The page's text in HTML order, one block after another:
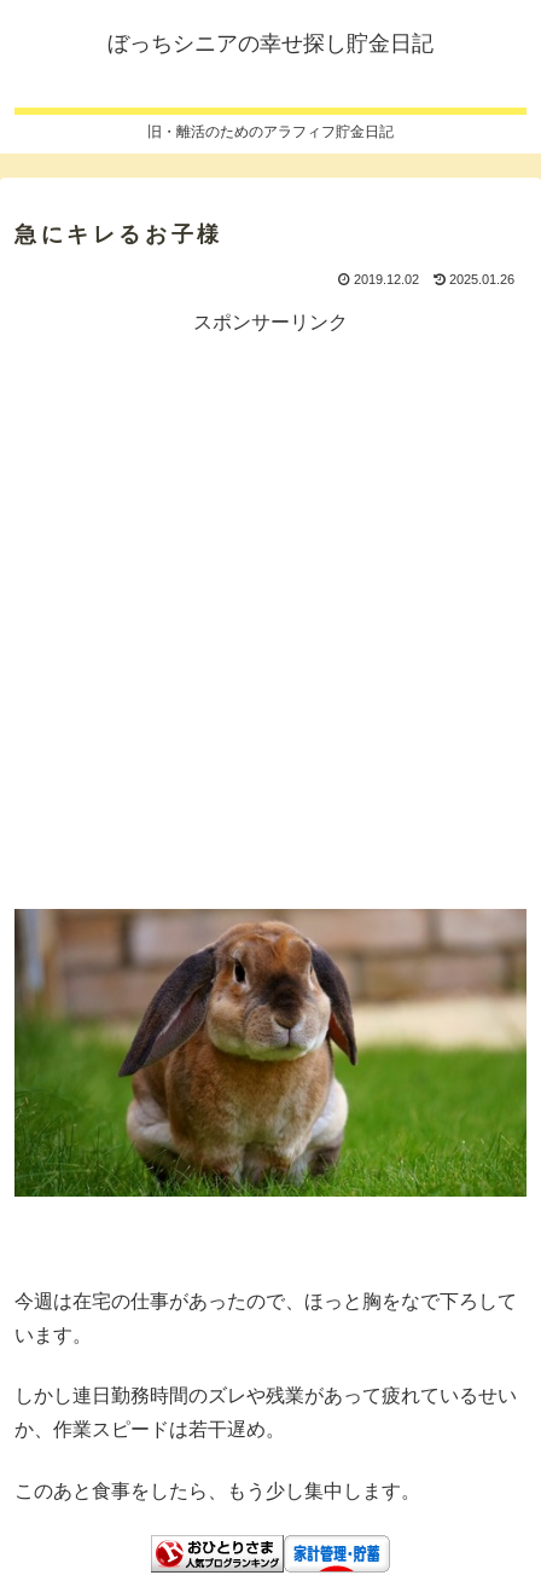
ぼっちシニアの幸せ探し貯金日記
旧・離活のためのアラフィフ貯金日記
急にキレるお子様
2019.12.02 2025.01.26
スポンサーリンク
今週は在宅の仕事があったので、ほっと胸をなで下ろして
います。
しかし連日勤務時間のズレや残業があって疲れているせい
か、作業スピードは若干遅め。
このあと食事をしたら、もう少し集中します。